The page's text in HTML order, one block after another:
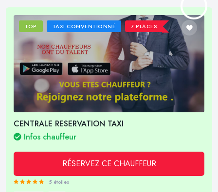
TOP TAXI CONVENTIONNÉ 7 PLACES
CENTRALE RESERVATION TAXI
Infos chauffeur
RÉSERVEZ CE CHAUFFEUR
5 étoiles